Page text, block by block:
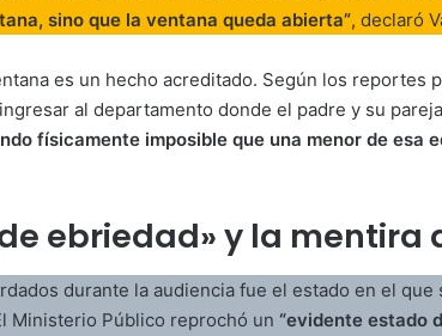
sino que la ventana queda abierta”, declaró
es un hecho acreditado. Según los reportes
al departamento donde el padre y su
físicamente imposible que una menor de esa
ebriedad» y la mentira
durante la audiencia fue el estado en el que
Ministerio Público reprochó un “evidente estado